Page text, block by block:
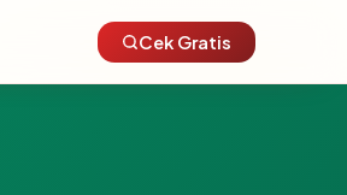
Cek Gratis